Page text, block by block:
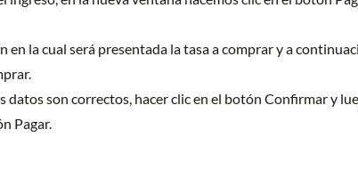
en la cual será presentada la tasa a comprar y a
datos son correctos, hacer clic en el botón Confirmar y
Pagar.